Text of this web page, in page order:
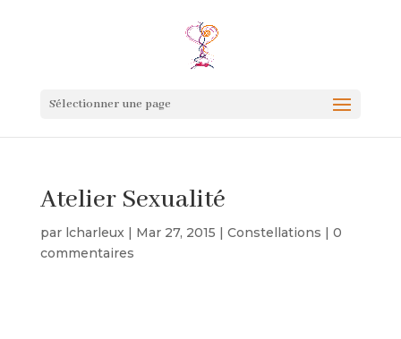
Sélectionner une page
Atelier Sexualité
par lcharleux| Mar 27, 2015 | Constellations | 0
commentaires